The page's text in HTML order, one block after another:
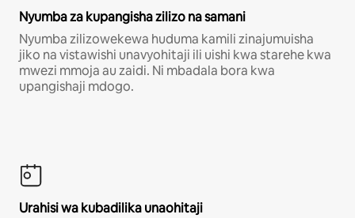
Nyumba za kupangisha zilizo na samani
Nyumba zilizowekewa huduma kamili zinajumuisha
jiko na vistawishi unavyohitaji ili uishi kwa starehe kwa
mwezi mmoja au zaidi. Ni mbadala bora kwa
upangishaji mdogo.
Urahisi wa kubadilika unaohitaji